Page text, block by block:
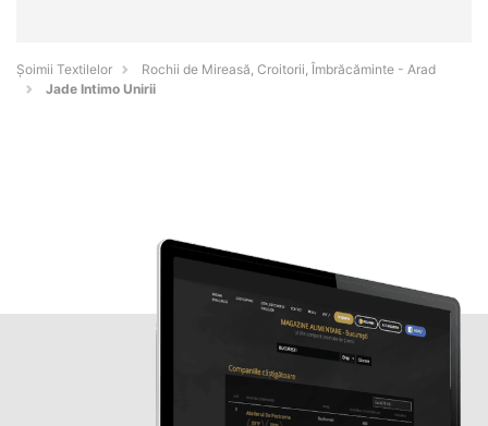
Șoimii Textilelor
Rochii de Mireasă, Croitorii, Îmbrăcăminte - Arad
Jade Intimo Unirii